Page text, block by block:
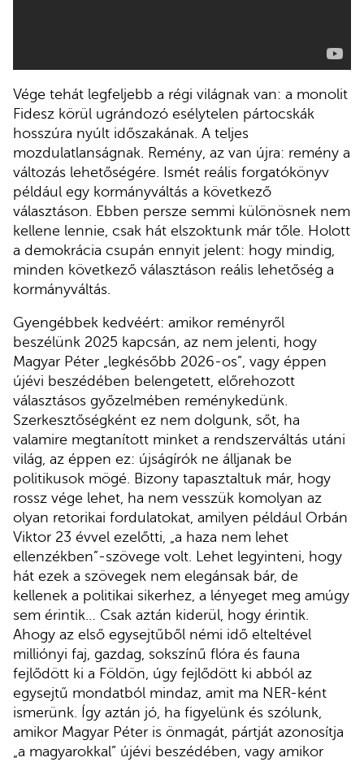
Vége tehát legfeljebb a régi világnak van: a monolit
Fidesz körül ugrándozó esélytelen pártocskák
hosszúra nyúlt időszakának. A teljes
mozdulatlanságnak. Remény, az van újra: remény a
változás lehetőségére. Ismét reális forgatókönyv
például egy kormányváltás a következő
választáson. Ebben persze semmi különösnek nem
kellene lennie, csak hát elszoktunk már tőle. Holott
a demokrácia csupán ennyit jelent: hogy mindig,
minden következő választáson reális lehetőség a
kormányváltás.
Gyengébbek kedvéért: amikor reményről
beszélünk 2025 kapcsán, az nem jelenti, hogy
Magyar Péter „legkésőbb 2026-os”, vagy éppen
újévi beszédében belengetett, előrehozott
választásos győzelmében reménykedünk.
Szerkesztőségként ez nem dolgunk, sőt, ha
valamire megtanított minket a rendszerváltás utáni
világ, az éppen ez: újságírók ne álljanak be
politikusok mögé. Bizony tapasztaltuk már, hogy
rossz vége lehet, ha nem vesszük komolyan az
olyan retorikai fordulatokat, amilyen például Orbán
Viktor 23 évvel ezelőtti, „a haza nem lehet
ellenzékben”-szövege volt. Lehet legyinteni, hogy
hát ezek a szövegek nem elegánsak bár, de
kellenek a politikai sikerhez, a lényeget meg amúgy
sem érintik… Csak aztán kiderül, hogy érintik.
Ahogy az első egysejtűből némi idő elteltével
milliónyi faj, gazdag, sokszínű flóra és fauna
fejlődött ki a Földön, úgy fejlődött ki abból az
egysejtű mondatból mindaz, amit ma NER-ként
ismerünk. Így aztán jó, ha figyelünk és szólunk,
amikor Magyar Péter is önmagát, pártját azonosítja
„a magyarokkal” újévi beszédében, vagy amikor